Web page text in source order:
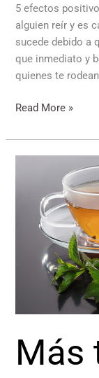
5 efectos
alguien reír y es
sucede debido a
que inmediato y
quienes te
Read More »
Más